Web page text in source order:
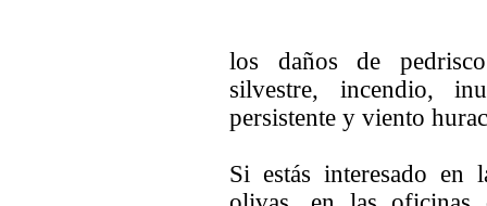
los daños de
silvestre, incendio,
persistente y viento
Si estás interesado en